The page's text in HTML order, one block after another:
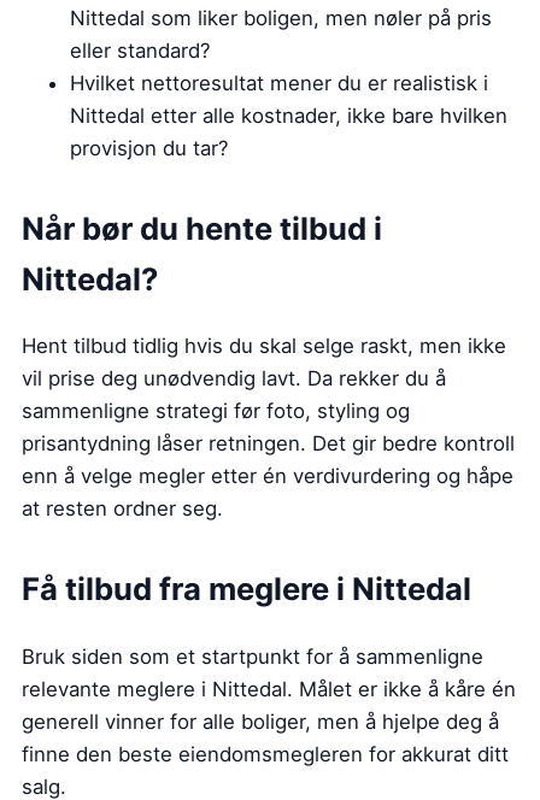
Nittedal som liker boligen, men nøler på pris
eller standard?
Hvilket nettoresultat mener du er realistisk i
Nittedal etter alle kostnader, ikke bare hvilken
provisjon du tar?
Når bør du hente tilbud i
Nittedal?
Hent tilbud tidlig hvis du skal selge raskt, men ikke
vil prise deg unødvendig lavt. Da rekker du å
sammenligne strategi før foto, styling og
prisantydning låser retningen. Det gir bedre kontroll
enn å velge megler etter én verdivurdering og håpe
at resten ordner seg.
Få tilbud fra meglere i Nittedal
Bruk siden som et startpunkt for å sammenligne
relevante meglere i Nittedal. Målet er ikke å kåre én
generell vinner for alle boliger, men å hjelpe deg å
finne den beste eiendomsmegleren for akkurat ditt
salg.